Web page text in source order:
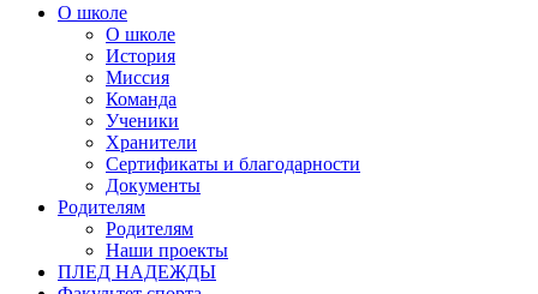
О школе
О школе
История
Миссия
Команда
Ученики
Хранители
Сертификаты и благодарности
Документы
Родителям
Родителям
Наши проекты
ПЛЕД НАДЕЖДЫ